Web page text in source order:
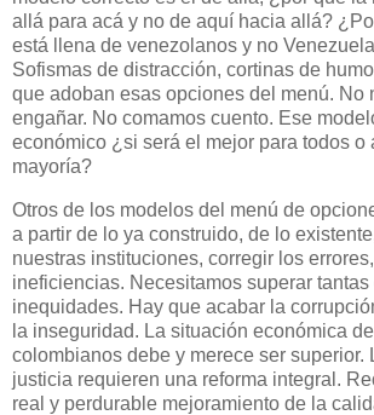
allá para acá y no de aquí hacia allá?
está llena de venezolanos y no
Sofismas de distracción, cortinas de
que adoban esas opciones del menú. No
engañar. No comamos cuento. Ese
económico ¿si será el mejor para todos o
mayoría?
Otros de los modelos del menú de
a partir de lo ya construido, de lo
nuestras instituciones, corregir los
ineficiencias. Necesitamos superar
inequidades. Hay que acabar la
la inseguridad. La situación económica
colombianos debe y merece ser superior.
justicia requieren una reforma integral.
real y perdurable mejoramiento de la